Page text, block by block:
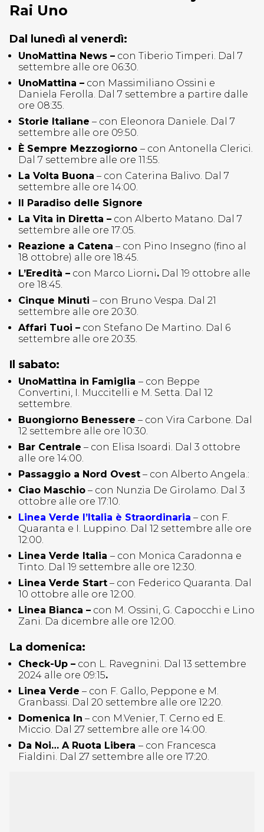
Rai Uno
Dal lunedì al venerdì:
UnoMattina News – con Tiberio Timperi. Dal 7
settembre alle ore 06:30.
UnoMattina – con Massimiliano Ossini e
Daniela Ferolla. Dal 7 settembre a partire dalle
ore 08:35.
Storie Italiane – con Eleonora Daniele. Dal 7
settembre alle ore 09:50.
È Sempre Mezzogiorno – con Antonella Clerici.
Dal 7 settembre alle ore 11:55.
La Volta Buona – con Caterina Balivo. Dal 7
settembre alle ore 14:00.
Il Paradiso delle Signore
La Vita in Diretta – con Alberto Matano. Dal 7
settembre alle ore 17:05.
Reazione a Catena – con Pino Insegno (fino al
18 ottobre) alle ore 18:45.
L’Eredità – con Marco Liorni. Dal 19 ottobre alle
ore 18:45.
Cinque Minuti – con Bruno Vespa. Dal 21
settembre alle ore 20:30.
Affari Tuoi – con Stefano De Martino. Dal 6
settembre alle ore 20:35.
Il sabato:
UnoMattina in Famiglia – con Beppe
Convertini, I. Muccitelli e M. Setta. Dal 12
settembre.
Buongiorno Benessere – con Vira Carbone. Dal
12 settembre alle ore 10:30.
Bar Centrale – con Elisa Isoardi. Dal 3 ottobre
alle ore 14:00.
Passaggio a Nord Ovest – con Alberto Angela.:
Ciao Maschio – con Nunzia De Girolamo. Dal 3
ottobre alle ore 17:10.
Linea Verde l’Italia è Straordinaria – con F.
Quaranta e I. Luppino. Dal 12 settembre alle ore
12:00.
Linea Verde Italia – con Monica Caradonna e
Tinto. Dal 19 settembre alle ore 12:30.
Linea Verde Start – con Federico Quaranta. Dal
10 ottobre alle ore 12:00.
Linea Bianca – con M. Ossini, G. Capocchi e Lino
Zani. Da dicembre alle ore 12:00.
La domenica:
Check-Up – con L. Ravegnini. Dal 13 settembre
2024 alle ore 09:15.
Linea Verde – con F. Gallo, Peppone e M.
Granbassi. Dal 20 settembre alle ore 12:20.
Domenica In – con M.Venier, T. Cerno ed E.
Miccio. Dal 27 settembre alle ore 14:00.
Da Noi… A Ruota Libera – con Francesca
Fialdini. Dal 27 settembre alle ore 17:20.